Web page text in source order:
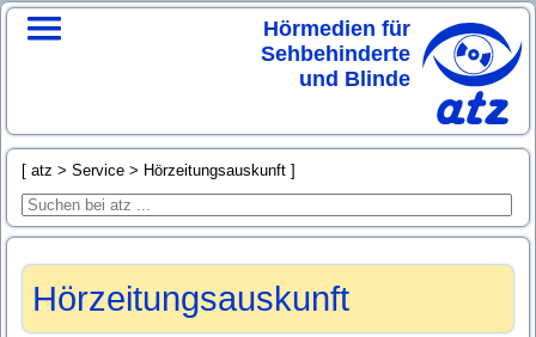
Hörmedien für
Sehbehinderte
und Blinde
atz Service Hörzeitungsauskunft
Hörzeitungsauskunft